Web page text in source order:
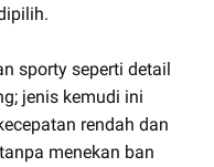
sporty seperti detail
jenis kemudi ini
rendah dan
menekan ban